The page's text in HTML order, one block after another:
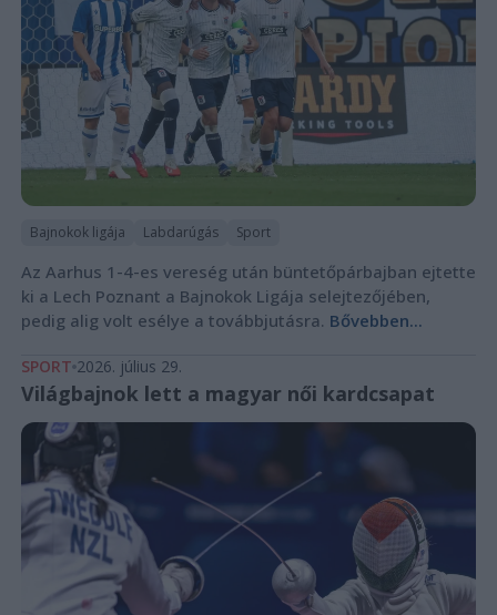
Bajnokok ligája Labdarúgás Sport
Az Aarhus 1-4-es vereség után büntetőpárbajban ejtette
ki a Lech Poznant a Bajnokok Ligája selejtezőjében,
pedig alig volt esélye a továbbjutásra. Bővebben...
SPORT 2026. július 29.
Világbajnok lett a magyar női kardcsapat